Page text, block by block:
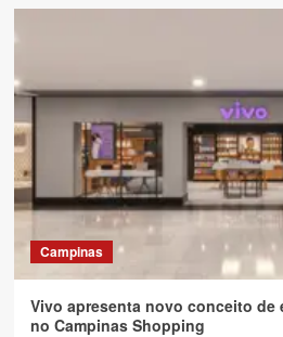
Campinas
Vivo apresenta novo conceito de
no Campinas Shopping